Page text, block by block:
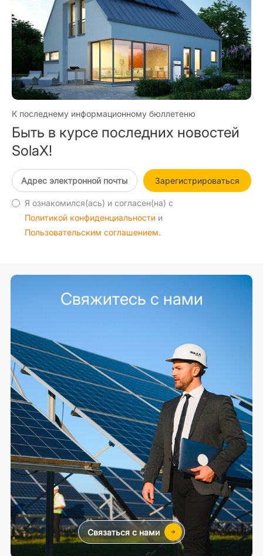
К последнему информационному бюллетеню
Быть в курсе последних новостей
SolaX!
Зарегистрироваться
Я ознакомился(ась) и согласен(на) с
Политикой конфиденциальности и
Пользовательским соглашением.
Свяжитесь с нами
Связаться с нами